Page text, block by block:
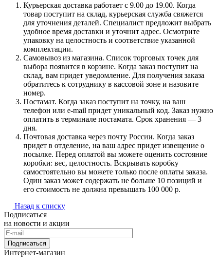
Курьерская доставка работает с 9.00 до 19.00. Когда
товар поступит на склад, курьерская служба свяжется
для уточнения деталей. Специалист предложит выбрать
удобное время доставки и уточнит адрес. Осмотрите
упаковку на целостность и соответствие указанной
комплектации.
Самовывоз из магазина. Список торговых точек для
выбора появится в корзине. Когда заказ поступит на
склад, вам придет уведомление. Для получения заказа
обратитесь к сотруднику в кассовой зоне и назовите
номер.
Постамат. Когда заказ поступит на точку, на ваш
телефон или e-mail придет уникальный код. Заказ нужно
оплатить в терминале постамата. Срок хранения — 3
дня.
Почтовая доставка через почту России. Когда заказ
придет в отделение, на ваш адрес придет извещение о
посылке. Перед оплатой вы можете оценить состояние
коробки: вес, целостность. Вскрывать коробку
самостоятельно вы можете только после оплаты заказа.
Один заказ может содержать не больше 10 позиций и
его стоимость не должна превышать 100 000 р.
Назад к списку
Подписаться
на новости и акции
Подписаться
Интернет-магазин